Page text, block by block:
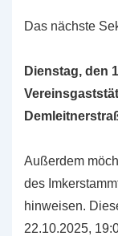
Das nächste
Dienstag, den
Außerdem
des
hinweisen.
22.10.2025,